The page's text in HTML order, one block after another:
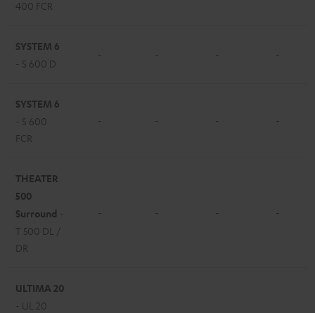
400 FCR
SYSTEM 6
- S 600 D
- - - -
SYSTEM 6
- S 600
FCR
- - - -
THEATER
500
Surround -
T 500 DL /
DR
- - - -
ULTIMA 20
- UL 20